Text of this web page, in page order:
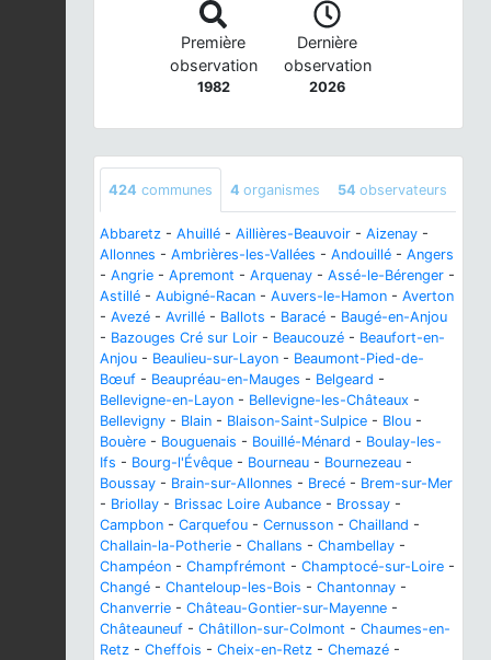
Première
observation
1982
Dernière
observation
2026
424 communes 4 organismes 54 observateurs
Abbaretz - Ahuillé - Aillières-Beauvoir - Aizenay -
Allonnes - Ambrières-les-Vallées - Andouillé - Angers
- Angrie - Apremont - Arquenay - Assé-le-Bérenger -
Astillé - Aubigné-Racan - Auvers-le-Hamon - Averton
- Avezé - Avrillé - Ballots - Baracé - Baugé-en-Anjou
- Bazouges Cré sur Loir - Beaucouzé - Beaufort-en-
Anjou - Beaulieu-sur-Layon - Beaumont-Pied-de-
Bœuf - Beaupréau-en-Mauges - Belgeard -
Bellevigne-en-Layon - Bellevigne-les-Châteaux -
Bellevigny - Blain - Blaison-Saint-Sulpice - Blou -
Bouère - Bouguenais - Bouillé-Ménard - Boulay-les-
Ifs - Bourg-l'Évêque - Bourneau - Bournezeau -
Boussay - Brain-sur-Allonnes - Brecé - Brem-sur-Mer
- Briollay - Brissac Loire Aubance - Brossay -
Campbon - Carquefou - Cernusson - Chailland -
Challain-la-Potherie - Challans - Chambellay -
Champéon - Champfrémont - Champtocé-sur-Loire -
Changé - Chanteloup-les-Bois - Chantonnay -
Chanverrie - Château-Gontier-sur-Mayenne -
Châteauneuf - Châtillon-sur-Colmont - Chaumes-en-
Retz - Cheffois - Cheix-en-Retz - Chemazé -